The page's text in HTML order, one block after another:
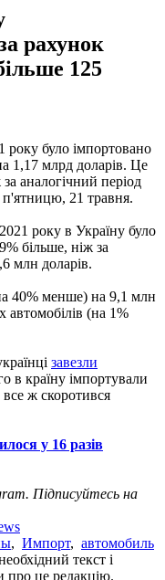
рахунок
125
року було імпортовано
1,17 млрд доларів. Це
аналогічний період
п'ятницю, 21 травня.
року в Україну було
більше, ніж за
млн доларів.
40% менше) на 9,1 млн
автомобілів (на 1%
завезли
в країну імпортували
ж скоротився
у 16 разів
Підписуйтесь на
, Импорт, автомобиль
текст і
про це редакцію.